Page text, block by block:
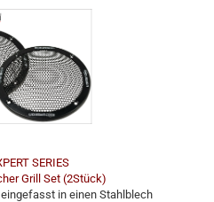
SERIES
Grill Set (2Stück)
in einen Stahlblech